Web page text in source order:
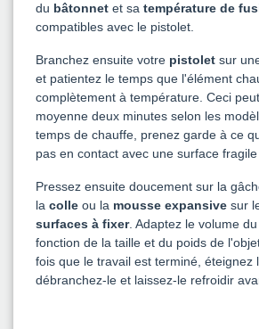
du bâtonnet et sa température de
compatibles avec le pistolet.
Branchez ensuite votre pistolet sur
et patientez le temps que l'élément
complètement à température. Ceci
moyenne deux minutes selon les
temps de chauffe, prenez garde à ce
pas en contact avec une surface fragile
Pressez ensuite doucement sur la
la colle ou la mousse expansive sur
surfaces à fixer. Adaptez le volume
fonction de la taille et du poids de
fois que le travail est terminé, éteignez
débranchez-le et laissez-le refroidir